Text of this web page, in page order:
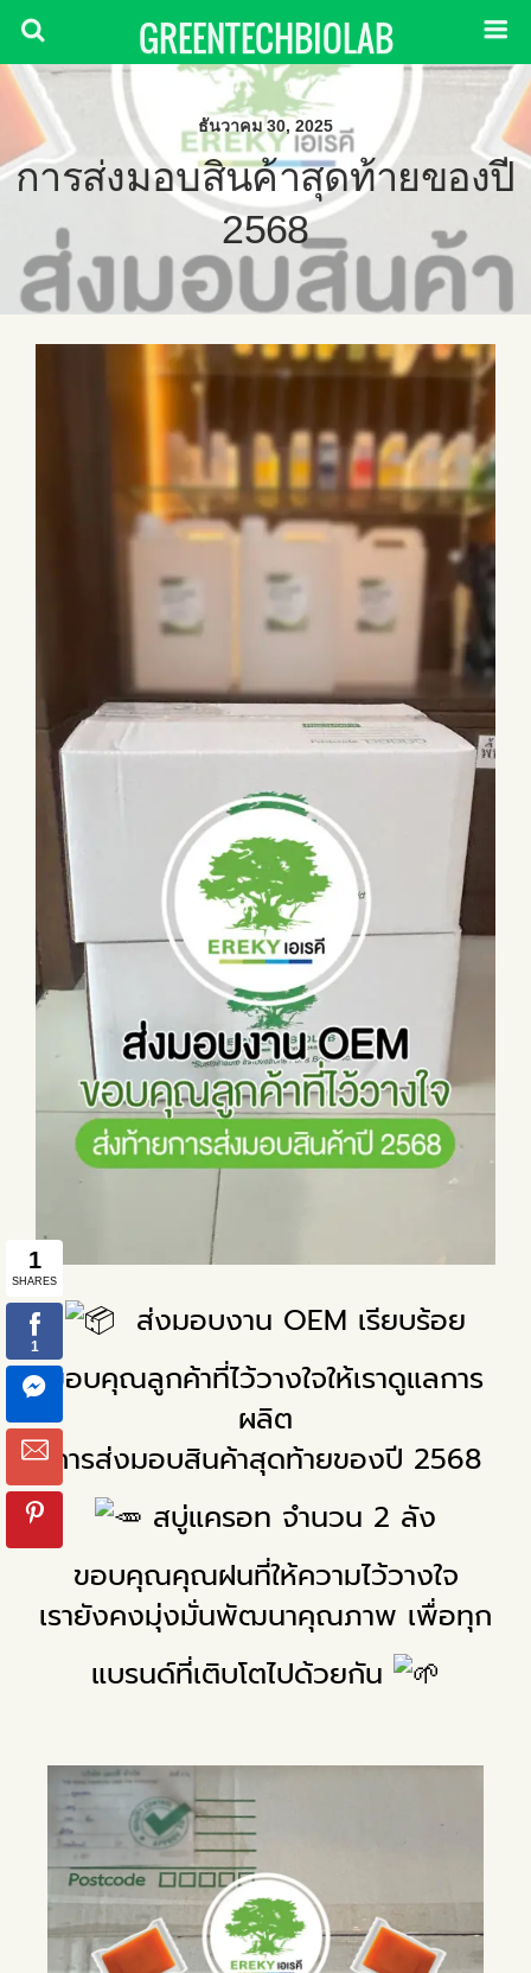
GREENTECHBIOLAB
ธันวาคม 30, 2025
การส่งมอบสินค้าสุดท้ายของปี
2568
ส่งมอบงาน OEM เรียบร้อย
ขอบคุณลูกค้าที่ไว้วางใจให้เราดูแลการ
ผลิต
การส่งมอบสินค้าสุดท้ายของปี 2568
สบู่แครอท จำนวน 2 ลัง
ขอบคุณคุณฝนที่ให้ความไว้วางใจ
เรายังคงมุ่งมั่นพัฒนาคุณภาพ เพื่อทุก
แบรนด์ที่เติบโตไปด้วยกัน